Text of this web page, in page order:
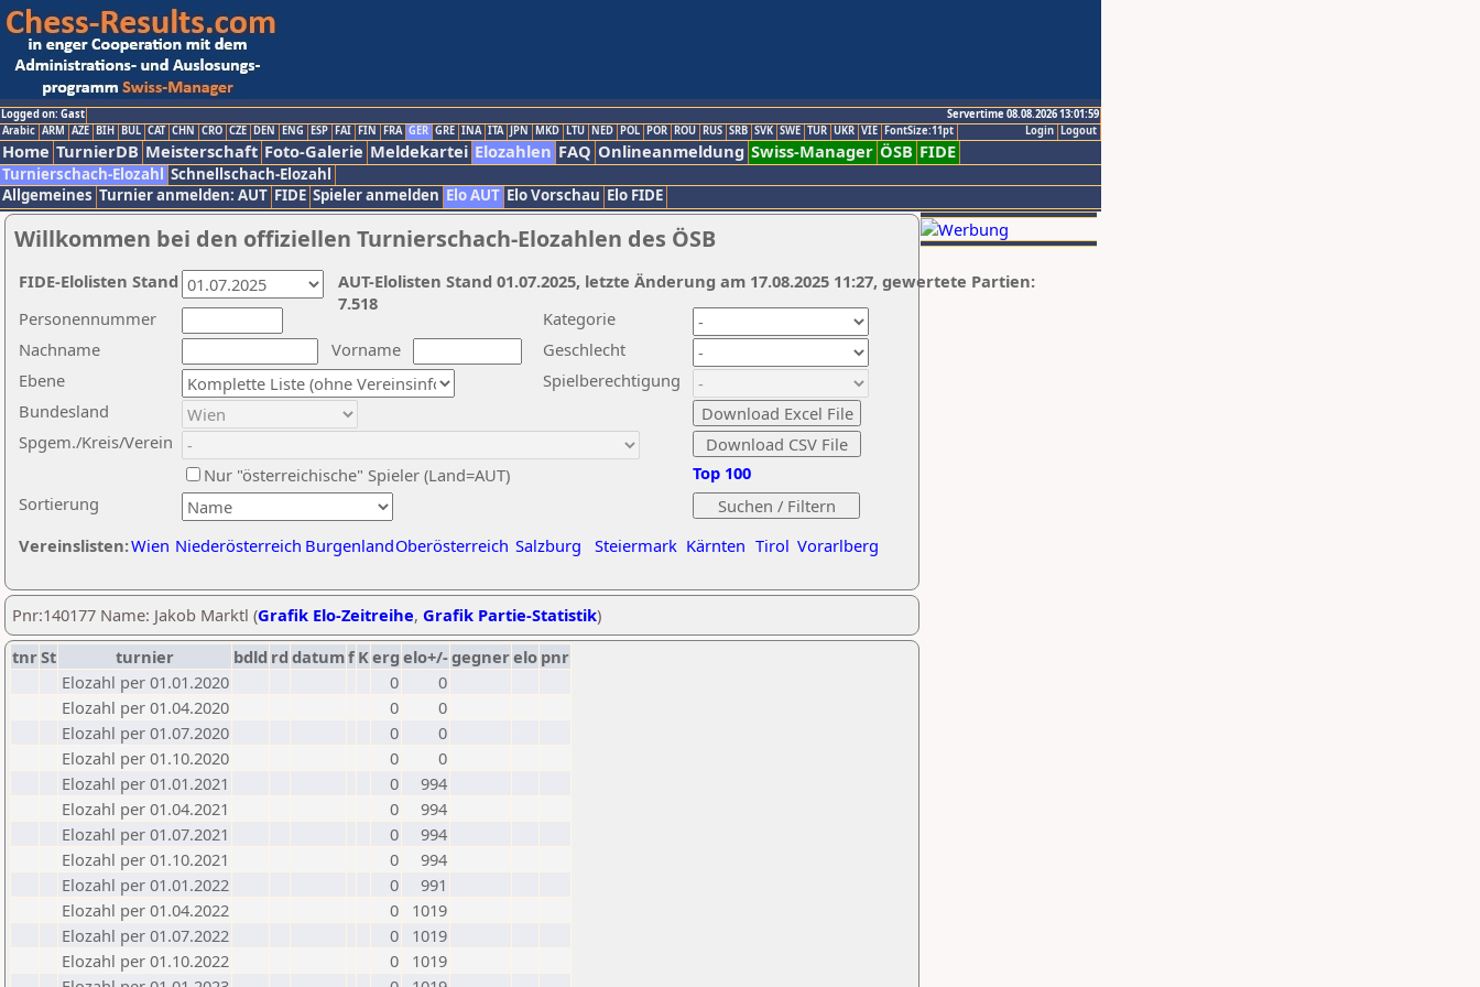
Logged on: Gast
Servertime 08.08.2026 13:01:59
Logout
Login
Arabic ARM AZE BIH BUL CAT CHN CRO CZE DEN ENG ESP FAI FIN FRA GER GRE INA ITA JPN MKD LTU NED POL POR ROU RUS SRB SVK SWE TUR UKR VIE FontSize:11pt
Home TurnierDB Meisterschaft Foto-Galerie Meldekartei Elozahlen FAQ Onlineanmeldung Swiss-Manager ÖSB FIDE
Turnierschach-Elozahl Schnellschach-Elozahl
Allgemeines Turnier anmelden: AUT FIDE Spieler anmelden Elo AUT Elo Vorschau Elo FIDE
Willkommen bei den offiziellen Turnierschach-Elozahlen des ÖSB
Nachname
Vorname
Ebene
Kategorie
Sortierung
Personennummer
Bundesland
Spgem./Kreis/Verein
Geschlecht
Nur "österreichische" Spieler (Land=AUT)
Spielberechtigung
Vereinslisten:Wien Niederösterreich BurgenlandOberösterreich Salzburg Steiermark Kärnten Tirol Vorarlberg
Top 100
AUT-Elolisten Stand 01.07.2025, letzte Änderung am 17.08.2025 11:27, gewertete Partien:
7.518
FIDE-Elolisten Stand
Pnr:140177 Name: Jakob Marktl (Grafik Elo-Zeitreihe, Grafik Partie-Statistik)
tnrSt turnier bdld rd datumf Kerg elo+/-gegnerelo pnr
Elozahl per 01.01.2020
0
0
Elozahl per 01.04.2020
0
0
Elozahl per 01.07.2020
0
0
Elozahl per 01.10.2020
0
0
Elozahl per 01.01.2021
0
994
Elozahl per 01.04.2021
0
994
Elozahl per 01.07.2021
0
994
Elozahl per 01.10.2021
0
994
Elozahl per 01.01.2022
0
991
Elozahl per 01.04.2022
0
1019
Elozahl per 01.07.2022
0
1019
Elozahl per 01.10.2022
0
1019